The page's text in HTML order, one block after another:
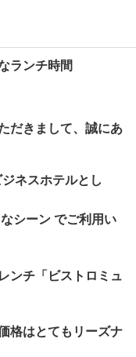
ランチ時間
だきまして、 誠にあ
ネスホテルとし
シーン でご利用い
ンチ「ビストロミュ
格はとてもリーズナ